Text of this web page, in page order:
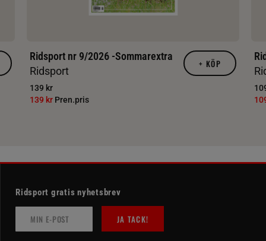
Ridsport nr 9/2026 -Sommarextra
Ridsport
139 kr
139 kr Pren.pris
+ KÖP
Ridsport gratis nyhetsbrev
JA TACK!